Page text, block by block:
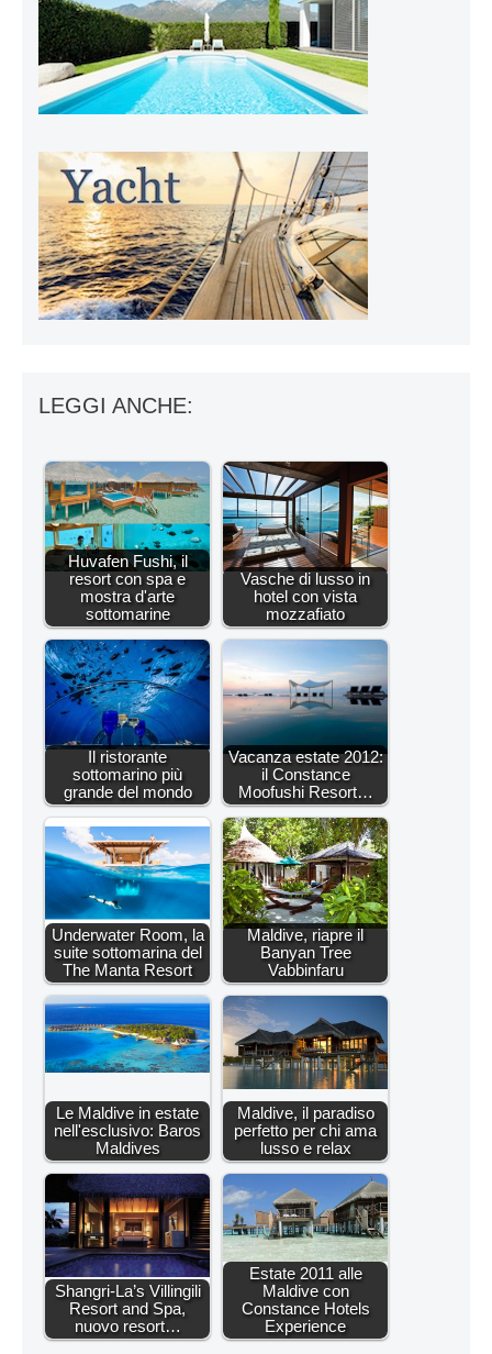
LEGGI ANCHE:
Huvafen Fushi, il
resort con spa e
mostra d'arte
sottomarine
Vasche di lusso in
hotel con vista
mozzafiato
Il ristorante
sottomarino più
grande del mondo
Vacanza estate 2012:
il Constance
Moofushi Resort…
Underwater Room, la
suite sottomarina del
The Manta Resort
Maldive, riapre il
Banyan Tree
Vabbinfaru
Le Maldive in estate
nell'esclusivo: Baros
Maldives
Maldive, il paradiso
perfetto per chi ama
lusso e relax
Shangri-La’s Villingili
Resort and Spa,
nuovo resort…
Estate 2011 alle
Maldive con
Constance Hotels
Experience